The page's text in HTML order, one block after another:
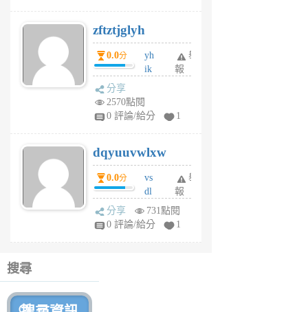
月
前
zftztjglyh
0.0分
yh
ik
tu
6
個
月
前
舉
報
分享
2570點閱
0 評論/給分
1
dqyuuvwlxw
0.0分
vs
dl
sq
fy
舉
報
分享
731點閱
0 評論/給分
1
搜尋